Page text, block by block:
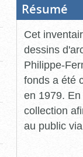
Résumé
Cet
dessins
Philippe-
fonds a été
en 1979.
collection
au public